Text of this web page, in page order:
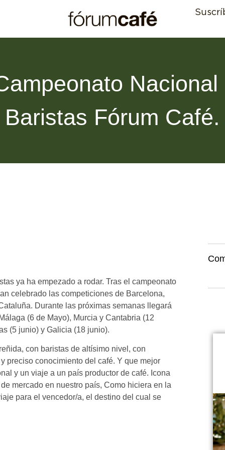
Nacional
Baristas Fórum Café.
ya ha empezado a rodar. Tras el campeonato
celebrado las competiciones de Barcelona,
Durante las próximas semanas llegará
(6 de Mayo), Murcia y Cantabria (12
(5 junio) y Galicia (18 junio).
con baristas de altísimo nivel, con
preciso conocimiento del café. Y que mejor
y un viaje a un país productor de café. Icona
mercado en nuestro país, Como hiciera en la
para el vencedor/a, el destino del cual se